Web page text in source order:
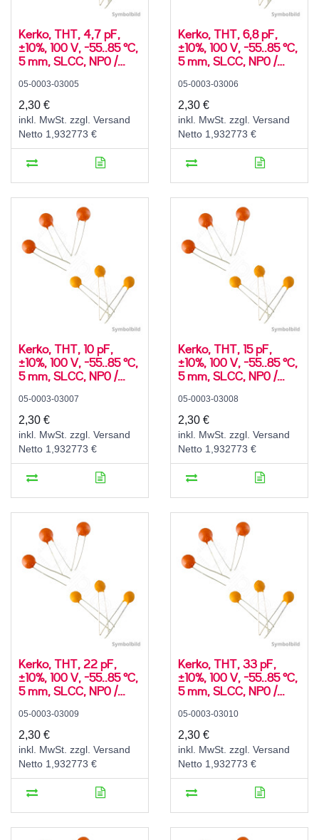
Kerko, THT, 4,7 pF,
±10%, 100 V, -55..85 °C,
5 mm, SLCC, NP0 /
05-0003-03005
2,30 €
inkl. MwSt. zzgl. Versand
Netto 1,932773 €
Kerko, THT, 6,8 pF,
±10%, 100 V, -55..85 °C,
5 mm, SLCC, NP0 /
05-0003-03006
2,30 €
inkl. MwSt. zzgl. Versand
Netto 1,932773 €
Kerko, THT, 10 pF,
±10%, 100 V, -55..85 °C,
5 mm, SLCC, NP0 /
05-0003-03007
2,30 €
inkl. MwSt. zzgl. Versand
Netto 1,932773 €
Kerko, THT, 15 pF,
±10%, 100 V, -55..85 °C,
5 mm, SLCC, NP0 /
05-0003-03008
2,30 €
inkl. MwSt. zzgl. Versand
Netto 1,932773 €
Kerko, THT, 22 pF,
±10%, 100 V, -55..85 °C,
5 mm, SLCC, NP0 /
05-0003-03009
2,30 €
inkl. MwSt. zzgl. Versand
Netto 1,932773 €
Kerko, THT, 33 pF,
±10%, 100 V, -55..85 °C,
5 mm, SLCC, NP0 /
05-0003-03010
2,30 €
inkl. MwSt. zzgl. Versand
Netto 1,932773 €